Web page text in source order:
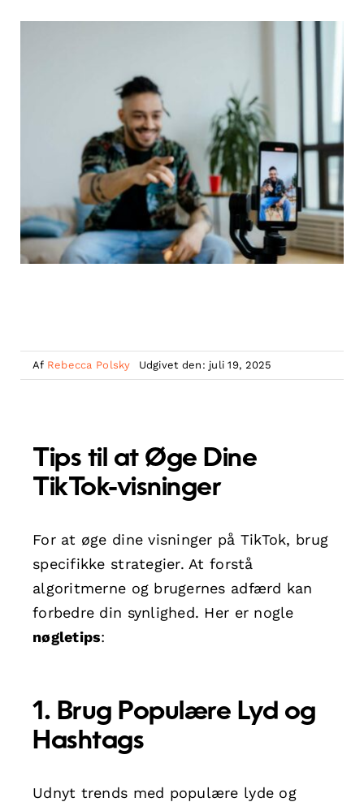
Af Rebecca Polsky Udgivet den: juli 19, 2025
Tips til at Øge Dine
TikTok-visninger
For at øge dine visninger på TikTok, brug
specifikke strategier. At forstå
algoritmerne og brugernes adfærd kan
forbedre din synlighed. Her er nogle
nøgletips:
1. Brug Populære Lyd og
Hashtags
Udnyt trends med populære lyde og